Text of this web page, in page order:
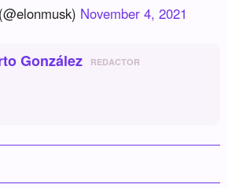
November 4, 2021
González REDACTOR